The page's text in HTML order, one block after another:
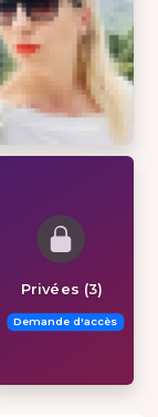
Privées (3)
Demande d'accès